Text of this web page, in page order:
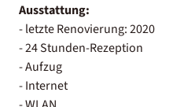
Ausstattung:
- letzte Renovierung: 2020
- 24 Stunden-Rezeption
- Aufzug
- Internet